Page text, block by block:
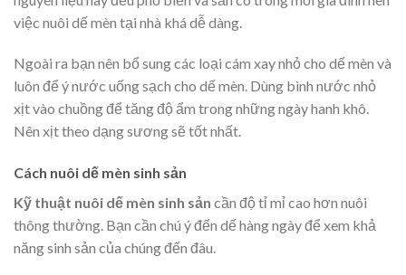
việc nuôi dế mèn tại nhà khá dễ dàng.
Ngoài ra bạn nên bổ sung các loại cám xay nhỏ cho dế mèn và
luôn để ý nước uống sạch cho dế mèn. Dùng bình nước nhỏ
xịt vào chuồng để tăng độ ẩm trong những ngày hanh khô.
Nên xịt theo dạng sương sẽ tốt nhất.
Cách nuôi dế mèn sinh sản
Kỹ thuật nuôi dế mèn sinh sản cần độ tỉ mỉ cao hơn nuôi
thông thường. Bạn cần chú ý đến dế hàng ngày để xem khả
năng sinh sản của chúng đến đâu.